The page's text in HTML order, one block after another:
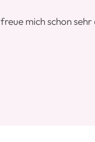
mich schon